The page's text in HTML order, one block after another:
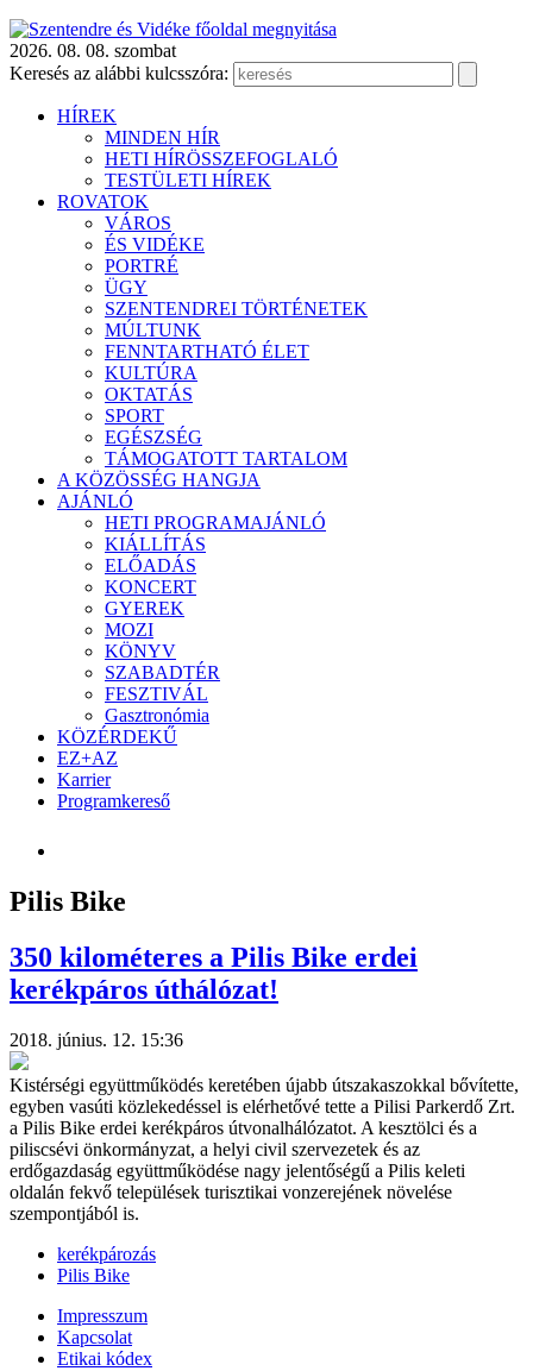
2026. 08. 08. szombat
Keresés az alábbi kulcsszóra:
HÍREK
MINDEN HÍR
HETI HÍRÖSSZEFOGLALÓ
TESTÜLETI HÍREK
ROVATOK
VÁROS
ÉS VIDÉKE
PORTRÉ
ÜGY
SZENTENDREI TÖRTÉNETEK
MÚLTUNK
FENNTARTHATÓ ÉLET
KULTÚRA
OKTATÁS
SPORT
EGÉSZSÉG
TÁMOGATOTT TARTALOM
A KÖZÖSSÉG HANGJA
AJÁNLÓ
HETI PROGRAMAJÁNLÓ
KIÁLLÍTÁS
ELŐADÁS
KONCERT
GYEREK
MOZI
KÖNYV
SZABADTÉR
FESZTIVÁL
Gasztronómia
KÖZÉRDEKŰ
EZ+AZ
Karrier
Programkereső
Pilis Bike
350 kilométeres a Pilis Bike erdei
kerékpáros úthálózat!
2018. június. 12. 15:36
Kistérségi együttműködés keretében újabb útszakaszokkal bővítette,
egyben vasúti közlekedéssel is elérhetővé tette a Pilisi Parkerdő Zrt.
a Pilis Bike erdei kerékpáros útvonalhálózatot. A kesztölci és a
piliscsévi önkormányzat, a helyi civil szervezetek és az
erdőgazdaság együttműködése nagy jelentőségű a Pilis keleti
oldalán fekvő települések turisztikai vonzerejének növelése
szempontjából is.
kerékpározás
Pilis Bike
Impresszum
Kapcsolat
Etikai kódex